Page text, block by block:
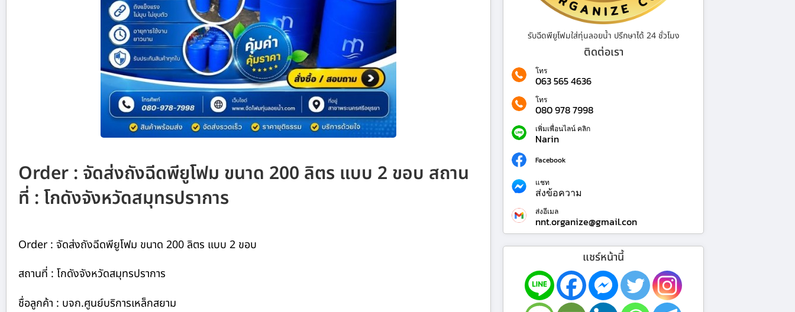
Order : จัดส่งถังฉีดพียูโฟม ขนาด 200 ลิตร แบบ 2 ขอบ สถาน
ที่ : โกดังจังหวัดสมุทรปราการ
Order : จัดส่งถังฉีดพียูโฟม ขนาด 200 ลิตร แบบ 2 ขอบ
สถานที่ : โกดังจังหวัดสมุทรปราการ
ชื่อลูกค้า : บจก.ศูนย์บริการเหล็กสยาม
รับฉีดพียูโฟมใส่ทุ่นลอยน้ำ ปรึกษาได้ 24 ชั่วโมง
ติดต่อเรา
โทร
063 565 4636
โทร
080 978 7998
เพิ่มเพื่อนไลน์ คลิก
Narin
Facebook
แชท
ส่งข้อความ
ส่งอีเมล
nnt.organize@gmail.con
แชร์หน้านี้